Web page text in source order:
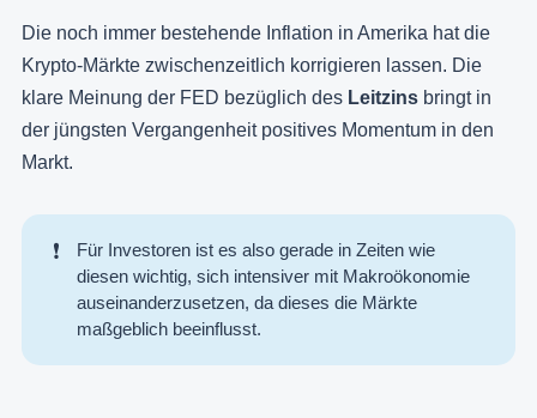
Die noch immer bestehende Inflation in Amerika hat die
Krypto-Märkte zwischenzeitlich korrigieren lassen. Die
klare Meinung der FED bezüglich des Leitzins bringt in
der jüngsten Vergangenheit positives Momentum in den
Markt.
❗
Für Investoren ist es also gerade in Zeiten wie
diesen wichtig, sich intensiver mit Makroökonomie
auseinanderzusetzen, da dieses die Märkte
maßgeblich beeinflusst.